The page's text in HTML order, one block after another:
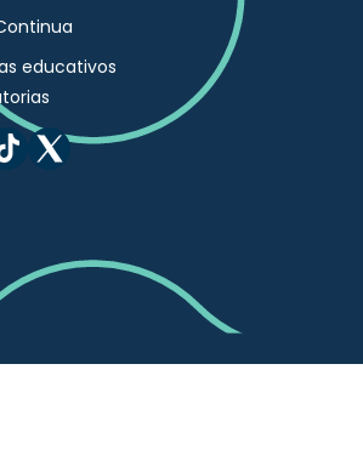
educativos